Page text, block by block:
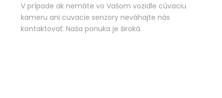
V prípade ak nemáte vo Vašom vozidle cúvaciu
kameru ani cuvacie senzory neváhajte nás
kontaktovať. Naša ponuka je široká.